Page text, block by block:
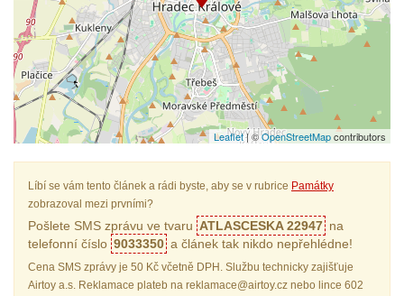
Leaflet| ©OpenStreetMapcontributors
Líbí se vám tento článek a rádi byste, aby se v rubrice Památky
zobrazoval mezi prvními?
Pošlete SMS zprávu ve tvaru ATLASCESKA 22947 na
telefonní číslo 9033350 a článek tak nikdo nepřehlédne!
Cena SMS zprávy je 50 Kč včetně DPH. Službu technicky zajišťuje
Airtoy a.s. Reklamace plateb na reklamace@airtoy.cz nebo lince 602